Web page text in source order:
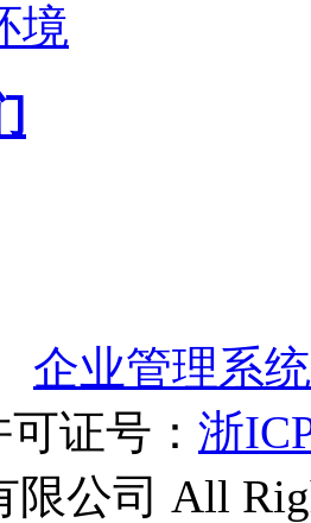
境
企业管理系
证号： 浙
限公司 All